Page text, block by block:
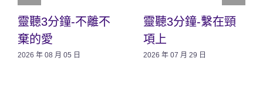
靈聽3分鐘-不離不
棄的愛
2026 年 08 月 05 日
靈聽3分鐘-繫在頸
項上
2026 年 07 月 29 日